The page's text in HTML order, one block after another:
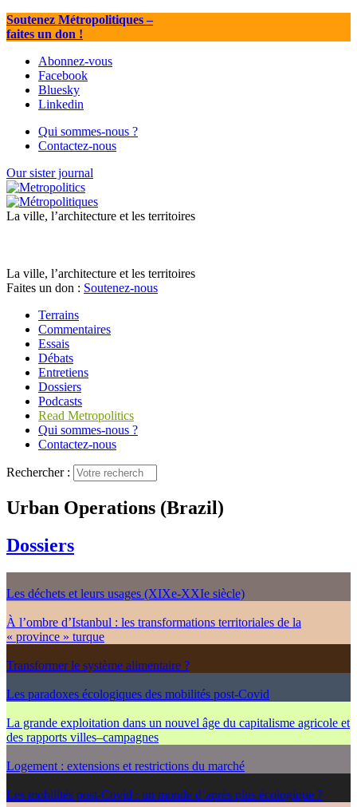
Soutenez Métropolitiques–
faites un don !
Abonnez-vous
Facebook
Bluesky
Linkedin
Qui sommes-nous ?
Contactez-nous
Our sister journal
La ville, l’architecture et les territoires
La ville, l’architecture et les territoires
Faites un don : Soutenez-nous
Terrains
Commentaires
Essais
Débats
Entretiens
Dossiers
Podcasts
Read Metropolitics
Qui sommes-nous ?
Contactez-nous
Rechercher :
Urban Operations (Brazil)
Dossiers
Les déchets et leurs usages (XIXe-XXIe siècle)
À l’ombre d’Istanbul : les transformations territoriales de la
« province » turque
Transformer le système alimentaire ?
Les paradoxes écologiques des mobilités post-Covid
La grande exploitation dans un nouvel âge du capitalisme agricole et
des rapports villes–campagnes
Logement : extensions et restrictions du marché
Les mobilités post-Covid : un monde d’après plus écologique ?